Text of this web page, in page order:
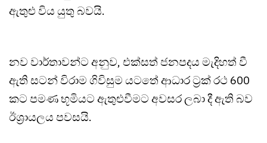
ඇතුළු විය යුතු බවයි.
නව වාර්තාවන්ට අනුව, එක්සත් ජනපදය මැදිහත් වී
ඇති සටන් විරාම ගිවිසුම යටතේ ආධාර ට්‍රක් රථ 600
කට පමණ භූමියට ඇතුළුවීමට අවසර ලබා දී ඇති බව
ඊශ්‍රායලය පවසයි.